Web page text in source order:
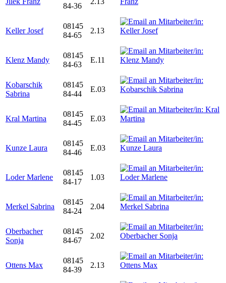
84-36
Keller Josef
08145
84-65
2.13
Klenz Mandy
08145
84-63
E.11
Kobarschik
Sabrina
08145
84-44
E.03
Kral Martina
08145
84-45
E.03
Kunze Laura
08145
84-46
E.03
Loder Marlene
08145
84-17
1.03
Merkel Sabrina
08145
84-24
2.04
Oberbacher
Sonja
08145
84-67
2.02
Ottens Max
08145
84-39
2.13